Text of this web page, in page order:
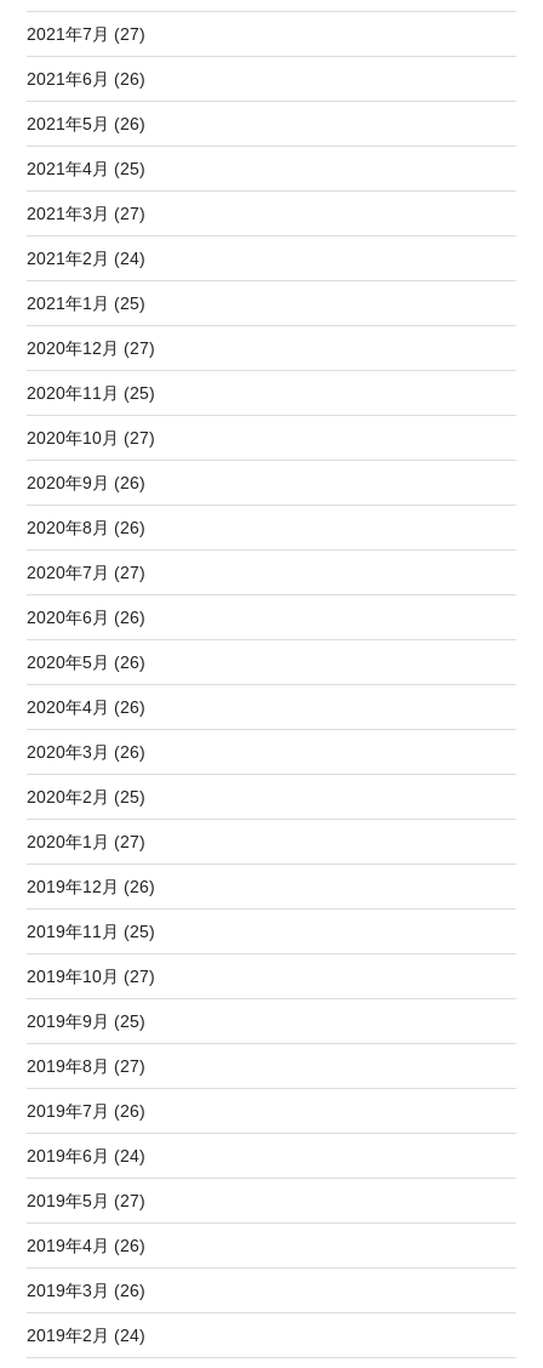
2021年7月 (27)
2021年6月 (26)
2021年5月 (26)
2021年4月 (25)
2021年3月 (27)
2021年2月 (24)
2021年1月 (25)
2020年12月 (27)
2020年11月 (25)
2020年10月 (27)
2020年9月 (26)
2020年8月 (26)
2020年7月 (27)
2020年6月 (26)
2020年5月 (26)
2020年4月 (26)
2020年3月 (26)
2020年2月 (25)
2020年1月 (27)
2019年12月 (26)
2019年11月 (25)
2019年10月 (27)
2019年9月 (25)
2019年8月 (27)
2019年7月 (26)
2019年6月 (24)
2019年5月 (27)
2019年4月 (26)
2019年3月 (26)
2019年2月 (24)